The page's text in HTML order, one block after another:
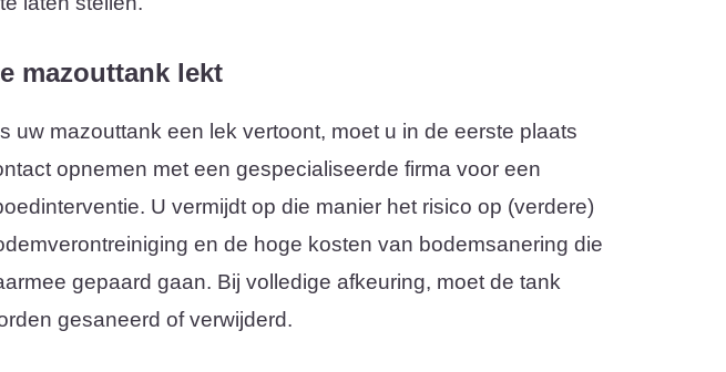
mazouttank lekt
uw mazouttank een lek vertoont, moet u in de eerste plaats
opnemen met een gespecialiseerde firma voor een
U vermijdt op die manier het risico op (verdere)
en de hoge kosten van bodemsanering die
gepaard gaan. Bij volledige afkeuring, moet de tank
gesaneerd of verwijderd.